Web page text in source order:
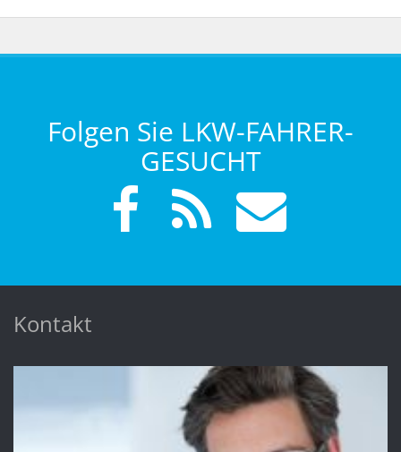
Folgen Sie LKW-FAHRER-
GESUCHT
Kontakt